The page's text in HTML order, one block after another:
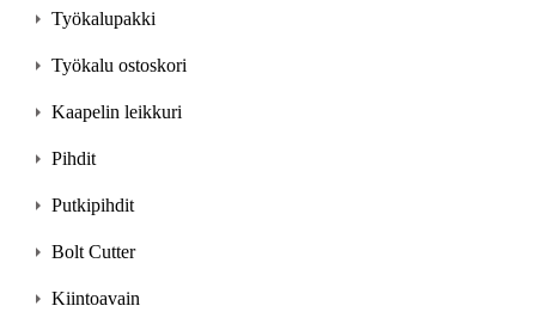
Työkalupakki
Työkalu ostoskori
Kaapelin leikkuri
Pihdit
Putkipihdit
Bolt Cutter
Kiintoavain